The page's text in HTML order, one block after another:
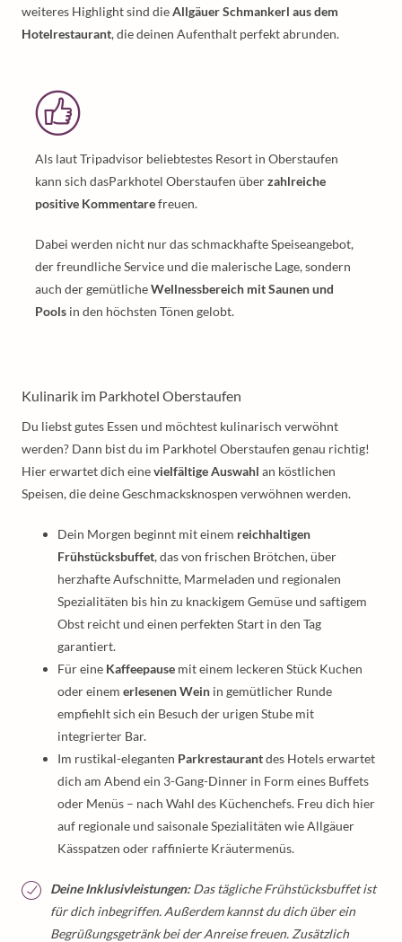
weiteres Highlight sind dieAllgäuer Schmankerl aus dem
Hotelrestaurant, die deinen Aufenthalt perfekt abrunden.
Als laut Tripadvisor beliebtestes Resort in Oberstaufen
kann sich dasParkhotel Oberstaufen überzahlreiche
positive Kommentarefreuen.
Dabei werden nicht nur das schmackhafte Speiseangebot,
der freundliche Service und die malerische Lage, sondern
auch der gemütlicheWellnessbereich mit Saunen und
Pools in den höchsten Tönen gelobt.
Kulinarik im Parkhotel Oberstaufen
Du liebst gutes Essen und möchtest kulinarisch verwöhnt
werden? Dann bist du im Parkhotel Oberstaufen genau richtig!
Hier erwartet dich einevielfältige Auswahl an köstlichen
Speisen, die deine Geschmacksknospen verwöhnen werden.
Dein Morgen beginnt mit einem reichhaltigen
Frühstücksbuffet, das von frischen Brötchen, über
herzhafte Aufschnitte, Marmeladen und regionalen
Spezialitäten bis hin zu knackigem Gemüse und saftigem
Obst reicht und einen perfekten Start in den Tag
garantiert.
Für eine Kaffeepause mit einem leckeren Stück Kuchen
oder einem erlesenen Wein in gemütlicher Runde
empfiehlt sich ein Besuch der urigen Stube mit
integrierter Bar.
Im rustikal-eleganten Parkrestaurantdes Hotels erwartet
dich am Abend ein 3-Gang-Dinner in Form eines Buffets
oder Menüs – nach Wahl des Küchenchefs. Freu dich hier
auf regionale und saisonale Spezialitäten wie Allgäuer
Kässpatzen oder raffinierte Kräutermenüs.
Deine Inklusivleistungen:Das tägliche Frühstücksbuffet ist
für dich inbegriffen. Außerdem kannst du dich über ein
Begrüßungsgetränk bei der Anreise freuen. Zusätzlich